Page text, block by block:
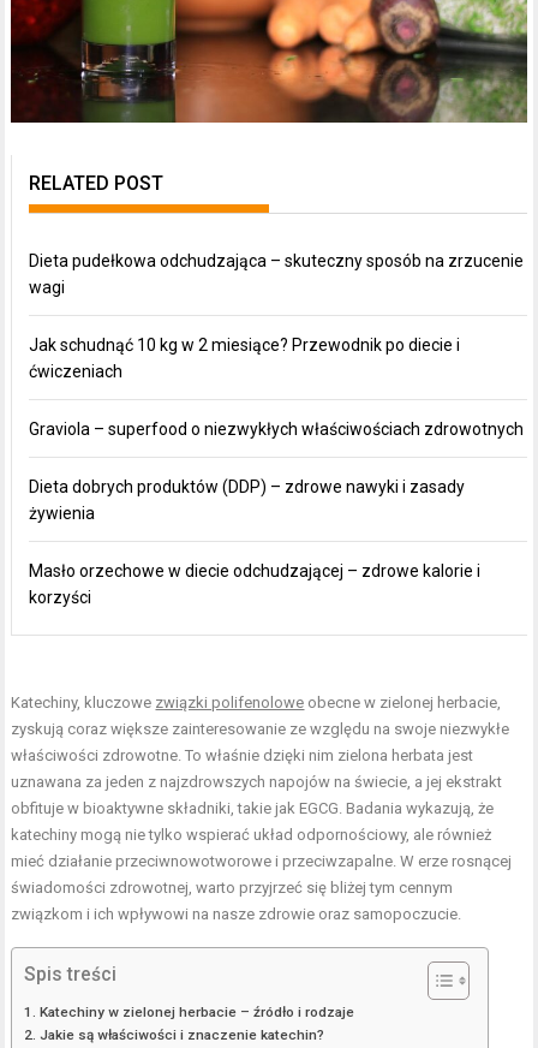
RELATED POST
Dieta pudełkowa odchudzająca – skuteczny sposób na zrzucenie
wagi
Jak schudnąć 10 kg w 2 miesiące? Przewodnik po diecie i
ćwiczeniach
Graviola – superfood o niezwykłych właściwościach zdrowotnych
Dieta dobrych produktów (DDP) – zdrowe nawyki i zasady
żywienia
Masło orzechowe w diecie odchudzającej – zdrowe kalorie i
korzyści
Katechiny, kluczowe związki polifenolowe obecne w zielonej herbacie,
zyskują coraz większe zainteresowanie ze względu na swoje niezwykłe
właściwości zdrowotne. To właśnie dzięki nim zielona herbata jest
uznawana za jeden z najzdrowszych napojów na świecie, a jej ekstrakt
obfituje w bioaktywne składniki, takie jak EGCG. Badania wykazują, że
katechiny mogą nie tylko wspierać układ odpornościowy, ale również
mieć działanie przeciwnowotworowe i przeciwzapalne. W erze rosnącej
świadomości zdrowotnej, warto przyjrzeć się bliżej tym cennym
związkom i ich wpływowi na nasze zdrowie oraz samopoczucie.
Spis treści
Katechiny w zielonej herbacie – źródło i rodzaje
Jakie są właściwości i znaczenie katechin?